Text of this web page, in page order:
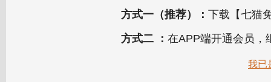
方式一（推荐）： 下载【七猫
方式二 ： 在APP端开通会员，
我已